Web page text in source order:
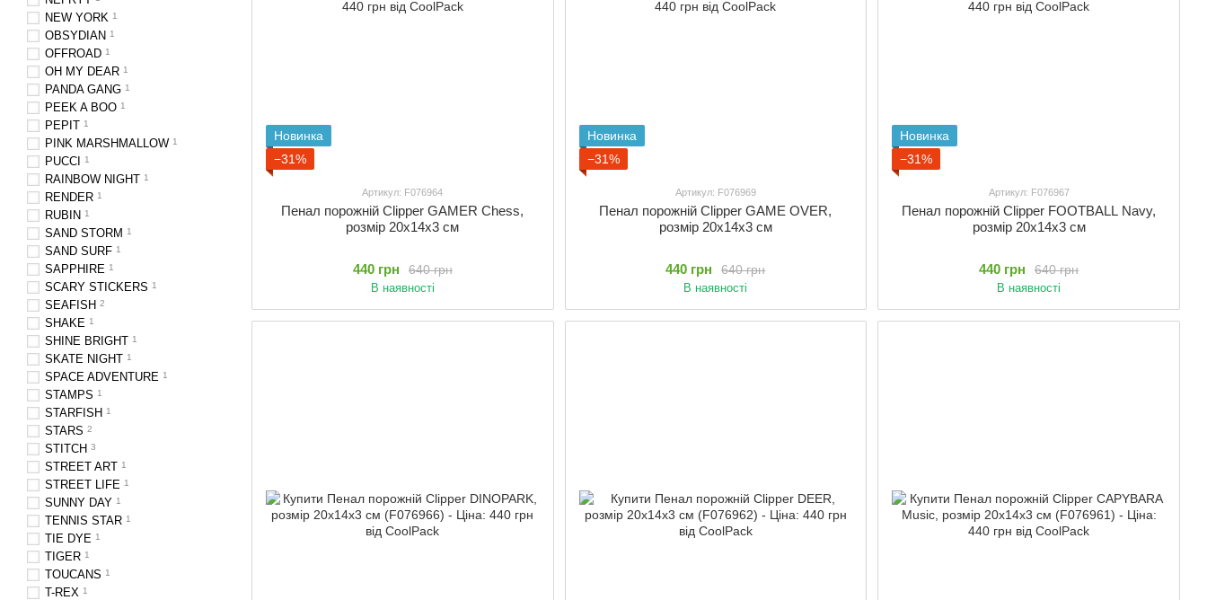
Новинка
−31%
Артикул: F076964
Пенал порожній Clipper GAMER Chess,
розмір 20x14x3 см
640 грн
440 грн
В наявності
Новинка
−31%
Артикул: F076969
Пенал порожній Clipper GAME OVER,
розмір 20x14x3 см
640 грн
440 грн
В наявності
Новинка
−31%
Артикул: F076967
Пенал порожній Clipper FOOTBALL Navy,
розмір 20x14x3 см
640 грн
440 грн
В наявності
NEW YORK 1
OBSYDIAN 1
OFFROAD 1
OH MY DEAR 1
PANDA GANG 1
PEEK A BOO 1
PEPIT 1
PINK MARSHMALLOW 1
PUCCI 1
RAINBOW NIGHT 1
RENDER 1
RUBIN 1
SAND STORM 1
SAND SURF 1
SAPPHIRE 1
SCARY STICKERS 1
SEAFISH 2
SHAKE 1
SHINE BRIGHT 1
SKATE NIGHT 1
SPACE ADVENTURE 1
STAMPS 1
STARFISH 1
STARS 2
STITCH 3
STREET ART 1
STREET LIFE 1
SUNNY DAY 1
TENNIS STAR 1
TIE DYE 1
TIGER 1
TOUCANS 1
T-REX 1